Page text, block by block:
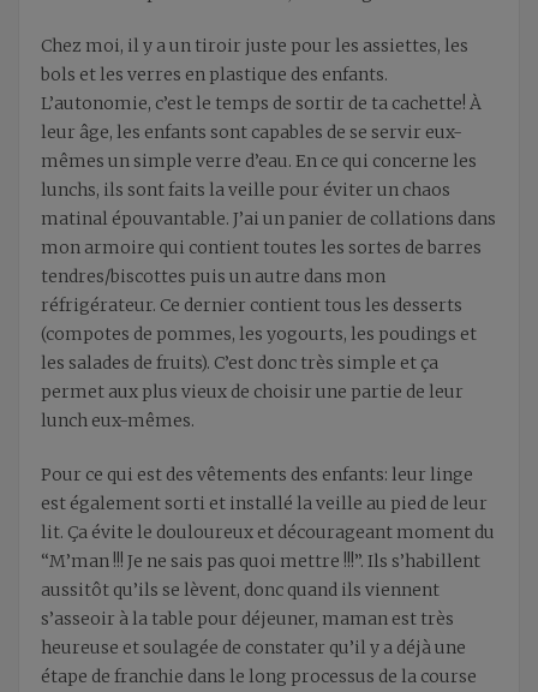
Chez moi, il y a un tiroir juste pour les assiettes, les
bols et les verres en plastique des enfants.
L’autonomie, c’est le temps de sortir de ta cachette! À
leur âge, les enfants sont capables de se servir eux-
mêmes un simple verre d’eau. En ce qui concerne les
lunchs, ils sont faits la veille pour éviter un chaos
matinal épouvantable. J’ai un panier de collations dans
mon armoire qui contient toutes les sortes de barres
tendres/biscottes puis un autre dans mon
réfrigérateur. Ce dernier contient tous les desserts
(compotes de pommes, les yogourts, les poudings et
les salades de fruits). C’est donc très simple et ça
permet aux plus vieux de choisir une partie de leur
lunch eux-mêmes.
Pour ce qui est des vêtements des enfants: leur linge
est également sorti et installé la veille au pied de leur
lit. Ça évite le douloureux et décourageant moment du
“M’man !!! Je ne sais pas quoi mettre !!!”. Ils s’habillent
aussitôt qu’ils se lèvent, donc quand ils viennent
s’asseoir à la table pour déjeuner, maman est très
heureuse et soulagée de constater qu’il y a déjà une
étape de franchie dans le long processus de la course